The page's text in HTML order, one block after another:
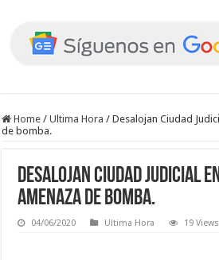
Home / Ultima Hora / Desalojan Ciudad
de bomba.
Desalojan Ciudad Judicial
amenaza de bomba.
04/06/2020 Ultima Hora 19 Views